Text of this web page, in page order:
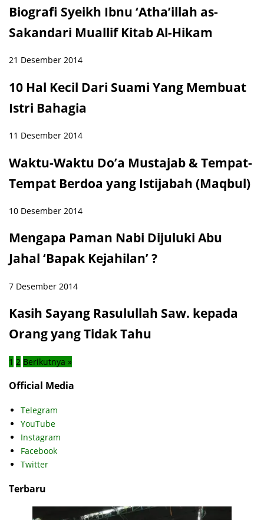
Biografi Syeikh Ibnu ‘Atha’illah as-
Sakandari Muallif Kitab Al-Hikam
21 Desember 2014
10 Hal Kecil Dari Suami Yang Membuat
Istri Bahagia
11 Desember 2014
Waktu-Waktu Do’a Mustajab & Tempat-
Tempat Berdoa yang Istijabah (Maqbul)
10 Desember 2014
Mengapa Paman Nabi Dijuluki Abu
Jahal ‘Bapak Kejahilan’ ?
7 Desember 2014
Kasih Sayang Rasulullah Saw. kepada
Orang yang Tidak Tahu
1 2 Berikutnya »
Official Media
Telegram
YouTube
Instagram
Facebook
Twitter
Terbaru